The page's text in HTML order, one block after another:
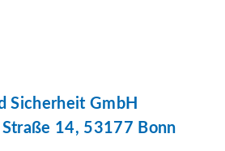
Sicherheit GmbH
14, 53177 Bonn